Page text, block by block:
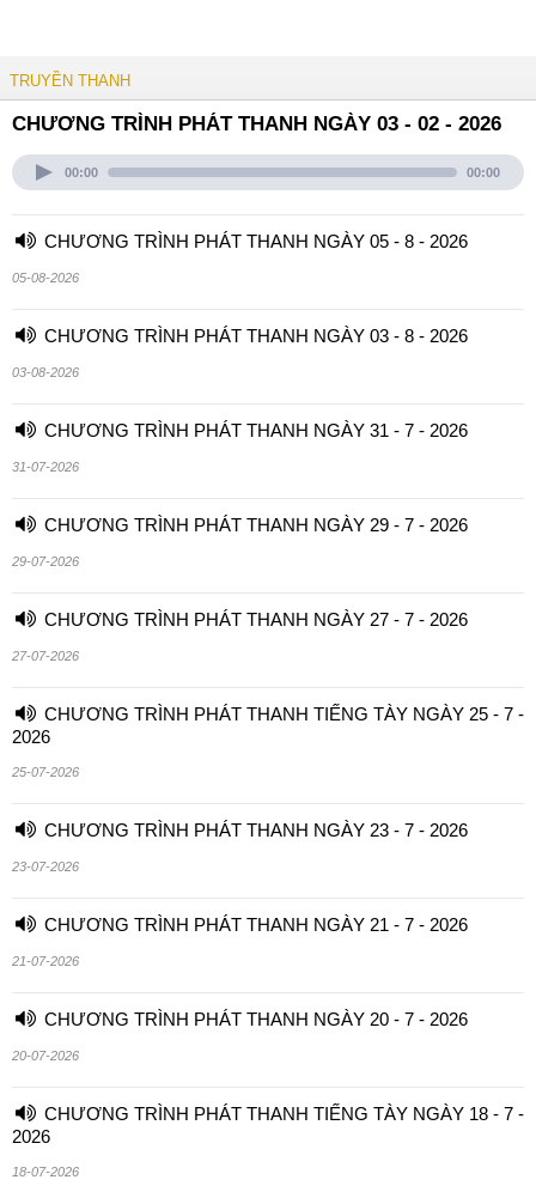
TRUYỀN THANH
CHƯƠNG TRÌNH PHÁT THANH NGÀY 03 - 02 - 2026
00:00 00:00
CHƯƠNG TRÌNH PHÁT THANH NGÀY 05 - 8 - 2026
05-08-2026
CHƯƠNG TRÌNH PHÁT THANH NGÀY 03 - 8 - 2026
03-08-2026
CHƯƠNG TRÌNH PHÁT THANH NGÀY 31 - 7 - 2026
31-07-2026
CHƯƠNG TRÌNH PHÁT THANH NGÀY 29 - 7 - 2026
29-07-2026
CHƯƠNG TRÌNH PHÁT THANH NGÀY 27 - 7 - 2026
27-07-2026
CHƯƠNG TRÌNH PHÁT THANH TIẾNG TÀY NGÀY 25 - 7 -
2026
25-07-2026
CHƯƠNG TRÌNH PHÁT THANH NGÀY 23 - 7 - 2026
23-07-2026
CHƯƠNG TRÌNH PHÁT THANH NGÀY 21 - 7 - 2026
21-07-2026
CHƯƠNG TRÌNH PHÁT THANH NGÀY 20 - 7 - 2026
20-07-2026
CHƯƠNG TRÌNH PHÁT THANH TIẾNG TÀY NGÀY 18 - 7 -
2026
18-07-2026